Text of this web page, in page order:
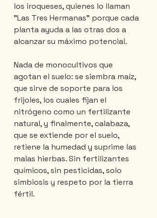
los iroqueses, quienes lo llaman
"Las Tres Hermanas" porque cada
planta ayuda a las otras dos a
alcanzar su máximo potencial.
Nada de monocultivos que
agotan el suelo: se siembra maíz,
que sirve de soporte para los
frijoles, los cuales fijan el
nitrógeno como un fertilizante
natural, y finalmente, calabaza,
que se extiende por el suelo,
retiene la humedad y suprime las
malas hierbas. Sin fertilizantes
químicos, sin pesticidas, solo
simbiosis y respeto por la tierra
fértil.